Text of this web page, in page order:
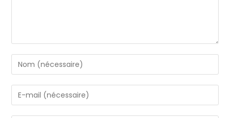
Enter
your
name
or
Enter
your